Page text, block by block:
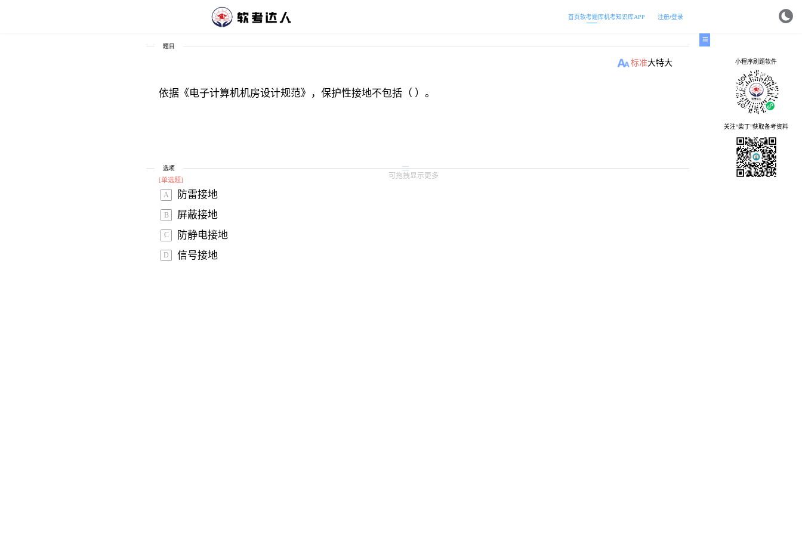
首页软考题库机考知识库APP 注册/登录
题目
标准大特大
依据《电子计算机机房设计规范》，保护性接地不包括（ ）。
可拖拽显示更多
选项
[单选题]
A 防雷接地
B 屏蔽接地
C 防静电接地
D 信号接地
小程序刷题软件
关注“柴丁”获取备考资料